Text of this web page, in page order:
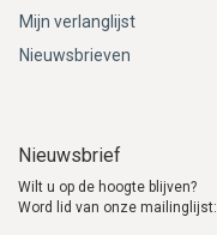
Mijn verlanglijst
Nieuwsbrieven
Nieuwsbrief
Wilt u op de hoogte blijven?
Word lid van onze mailinglijst: